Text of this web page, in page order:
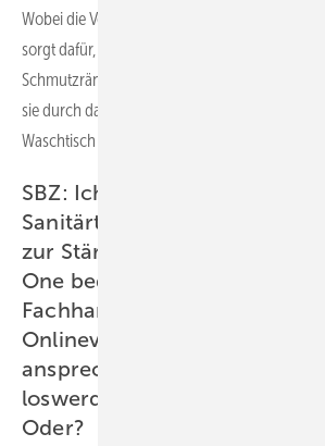
Wobei die Vorteile der One-Wandarmatur auf
sorgt dafür, dass der Waschtisch frei bleibt und
Schmutzränder wie bei einer Standarmatur
sie durch das Montageelement in der Vorwand
Waschtisch ausgerichtet und spült diesen
SBZ: Ich sehe die enge
Sanitärtechnik und Keramik
zur Stärkung der Fachschiene
One bedingt Planung und
Fachhandwerk – da haben
Onlineverkäufer, die
ansprechen und „nur Bad-
loswerden wollen“, doch
Oder?